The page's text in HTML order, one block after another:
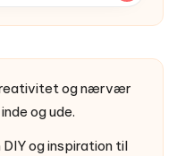
og nærvær
og ude.
og inspiration til